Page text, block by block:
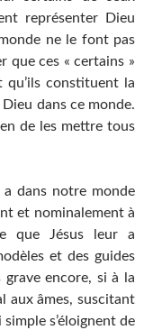
représenter Dieu
ne le font pas
que ces « certains »
constituent la
dans ce monde.
de les mettre tous
a dans notre monde
et nominalement à
que Jésus leur a
et des guides
encore, si à la
aux âmes, suscitant
s’éloignent de